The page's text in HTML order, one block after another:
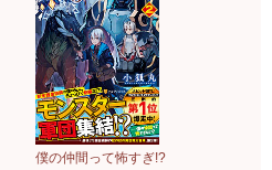
僕の仲間って怖すぎ!?